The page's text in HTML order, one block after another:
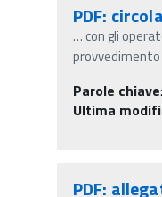
PDF:
… con gli
provvedimento
Parole chiave:
Ultima
PDF: